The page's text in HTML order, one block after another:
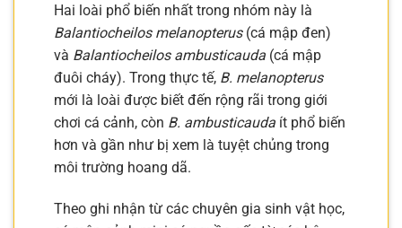
Hai loài phổ biến nhất trong nhóm này là
Balantiocheilos melanopterus(cá mập đen)
và Balantiocheilos ambusticauda (cá mập
đuôi cháy). Trong thực tế, B. melanopterus
mới là loài được biết đến rộng rãi trong giới
chơi cá cảnh, còn B. ambusticauda ít phổ biến
hơn và gần như bị xem là tuyệt chủng trong
môi trường hoang dã.
Theo ghi nhận từ các chuyên gia sinh vật học,